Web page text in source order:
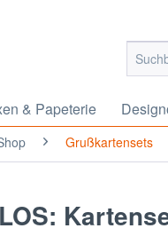
& Papeterie
Grußkartensets